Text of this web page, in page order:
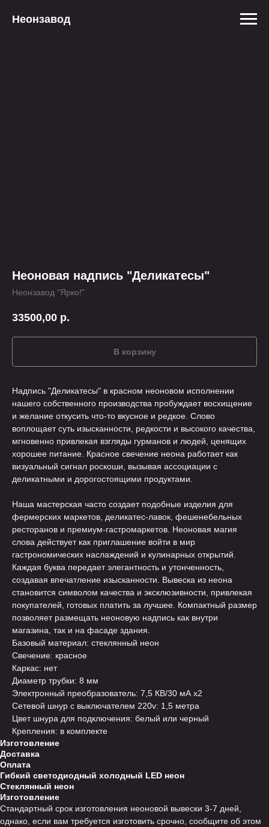
Неонзавод
Неоновая надпись "Деликатесы"
Неонзавод "Ярко!"
33500,00 р.
В корзину
Надпись "Деликатесы" в красном неоновом исполнении
нашего собственного производства пробуждает восхищение
и желание откусить что-то вкусное и редкое. Слово
воплощает суть изысканности, редкости и высокого качества,
мгновенно привлекая взгляды гурманов и людей, ценящих
хорошее питание. Красное свечение неона работает как
визуальный сигнал роскоши, вызывая ассоциации с
деликатными и дорогостоящими продуктами.
Наша мастерская часто создает подобные изделия для
фермерских маркетов, деликатес-лавок, фешенебельных
ресторанов и премиум-гастромаркетов. Неоновая магия
слова действует как приглашение войти в мир
гастрономических наслаждений и кулинарных открытий.
Каждая буква передает элегантность и утонченность,
создавая впечатление изысканности. Вывеска из неона
становится символом качества и эксклюзивности, привлекая
покупателей, готовых платить за лучшее. Компактный размер
позволяет размещать неоновую надпись как внутри
магазина, так и на фасаде здания.
Базовый материал: стеклянный неон
Свечение: красное
Каркас: нет
Диаметр трубки: 8 мм
Электронный преобразователь: 7,5 КВ/30 мА х2
Сетевой шнур с выключателем 220v: 1,5 метра
Цвет шнура для подключения: белый или черный
Крепления: в комплекте
Изготовление
Доставка
Оплата
Гибкий светодиодный холодный LED неон
Стеклянный неон
Изготовление
Стандартный срок изготовления неоновой вывески 3-7 дней,
однако, если вам требуется изготовить срочно, сообщите об этом